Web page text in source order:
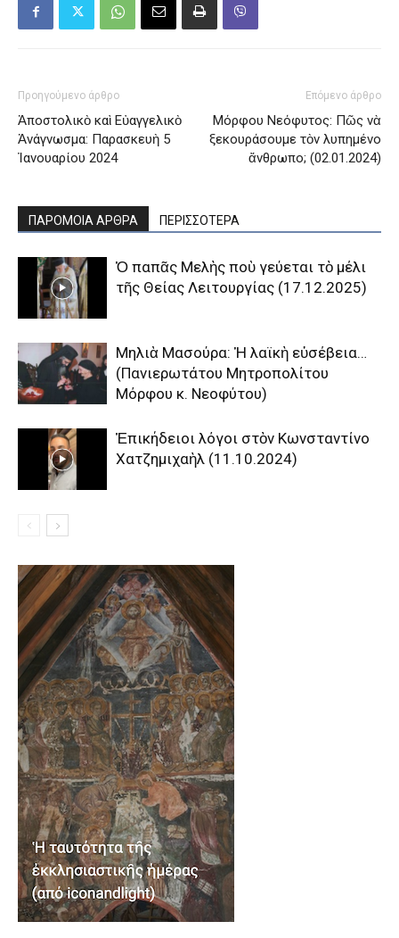
Προηγούμενο άρθρο
Ἀποστολικὸ καὶ Εὐαγγελικὸ
Ἀνάγνωσμα: Παρασκευὴ 5
Ἰανουαρίου 2024
Επόμενο άρθρο
Μόρφου Νεόφυτος: Πῶς νὰ
ξεκουράσουμε τὸν λυπημένο
ἄνθρωπο; (02.01.2024)
ΠΑΡΟΜΟΙΑ ΑΡΘΡΑ ΠΕΡΙΣΣΟΤΕΡΑ
Ὁ παπᾶς Μελὴς ποὺ γεύεται τὸ μέλι
τῆς Θείας Λειτουργίας (17.12.2025)
Μηλιὰ Μασούρα: Ἡ λαϊκὴ εὐσέβεια…
(Πανιερωτάτου Μητροπολίτου
Μόρφου κ. Νεοφύτου)
Ἐπικήδειοι λόγοι στὸν Κωνσταντίνο
Χατζημιχαὴλ (11.10.2024)